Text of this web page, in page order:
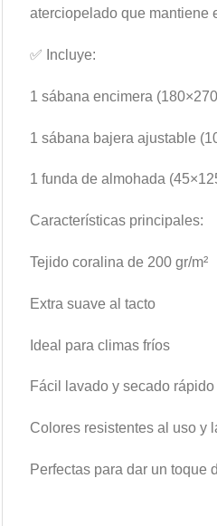
aterciopelado que mantiene
✅ Incluye:
1 sábana encimera
1 sábana bajera ajustable
1 funda de almohada
Características principales:
Tejido coralina de 200 gr/m²
Extra suave al tacto
Ideal para climas fríos
Fácil lavado y secado rápido
Colores resistentes al uso y
Perfectas para dar un toque